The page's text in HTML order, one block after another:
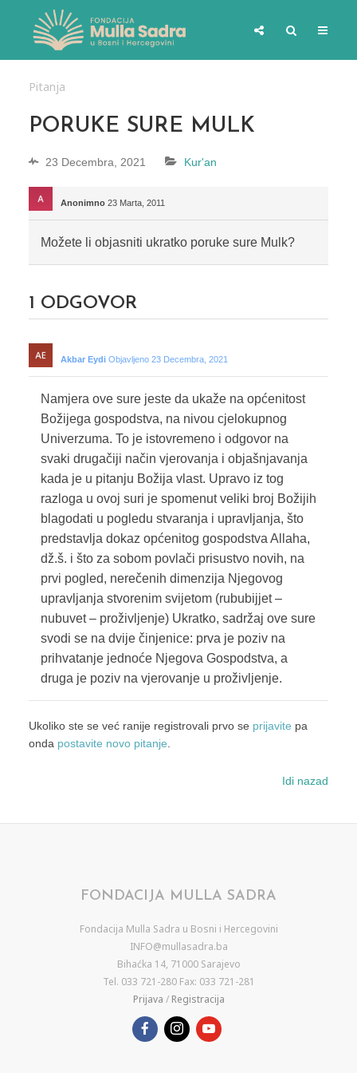
Pitanja
PORUKE SURE MULK
23 Decembra, 2021 Kur'an
Anonimno 23 Marta, 2011
Možete li objasniti ukratko poruke sure Mulk?
1 ODGOVOR
Akbar Eydi Objavljeno 23 Decembra, 2021
Namjera ove sure jeste da ukaže na općenitost
Božijega gospodstva, na nivou cjelokupnog
Univerzuma. To je istovremeno i odgovor na
svaki drugačiji način vjerovanja i objašnjavanja
kada je u pitanju Božija vlast. Upravo iz tog
razloga u ovoj suri je spomenut veliki broj Božijih
blagodati u pogledu stvaranja i upravljanja, što
predstavlja dokaz općenitog gospodstva Allaha,
dž.š. i što za sobom povlači prisustvo novih, na
prvi pogled, nerečenih dimenzija Njegovog
upravljanja stvorenim svijetom (rububijjet –
nubuvet – proživljenje) Ukratko, sadržaj ove sure
svodi se na dvije činjenice: prva je poziv na
prihvatanje jednoće Njegova Gospodstva, a
druga je poziv na vjerovanje u proživljenje.
Ukoliko ste se već ranije registrovali prvo se prijavite pa
onda postavite novo pitanje.
Idi nazad
FONDACIJA MULLA SADRA
Fondacija Mulla Sadra u Bosni i Hercegovini
INFO@mullasadra.ba
Bihaćka 14, 71000 Sarajevo
Tel. 033 721-280 Fax: 033 721-281
Prijava / Registracija